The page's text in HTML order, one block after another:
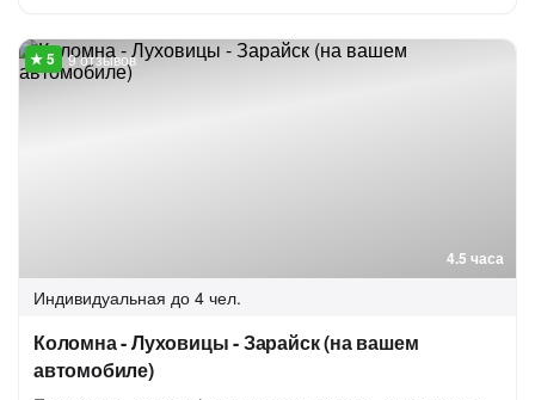
4.5 часа
9 отзывов
Индивидуальная до 4 чел.
Коломна - Луховицы - Зарайск (на вашем
автомобиле)